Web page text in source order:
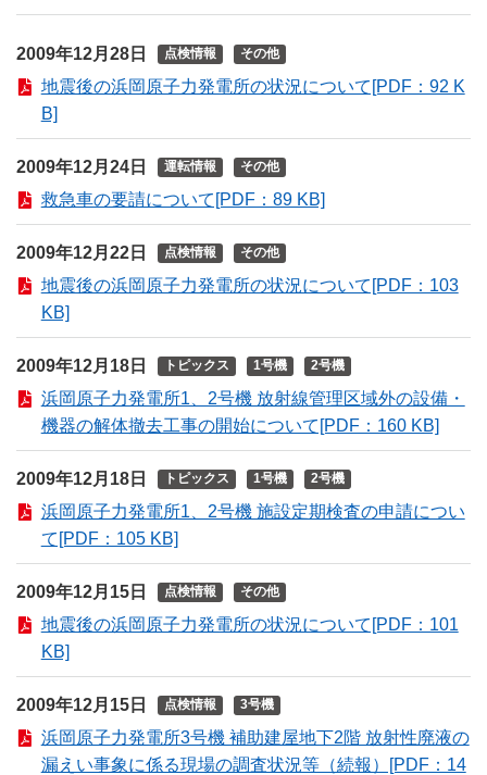
2009年12月28日 点検情報 その他
地震後の浜岡原子力発電所の状況について[PDF：92 K
B]
2009年12月24日 運転情報 その他
救急車の要請について[PDF：89 KB]
2009年12月22日 点検情報 その他
地震後の浜岡原子力発電所の状況について[PDF：103
KB]
2009年12月18日 トピックス 1号機 2号機
浜岡原子力発電所1、2号機 放射線管理区域外の設備・
機器の解体撤去工事の開始について[PDF：160 KB]
2009年12月18日 トピックス 1号機 2号機
浜岡原子力発電所1、2号機 施設定期検査の申請につい
て[PDF：105 KB]
2009年12月15日 点検情報 その他
地震後の浜岡原子力発電所の状況について[PDF：101
KB]
2009年12月15日 点検情報 3号機
浜岡原子力発電所3号機 補助建屋地下2階 放射性廃液の
漏えい事象に係る現場の調査状況等（続報）[PDF：14